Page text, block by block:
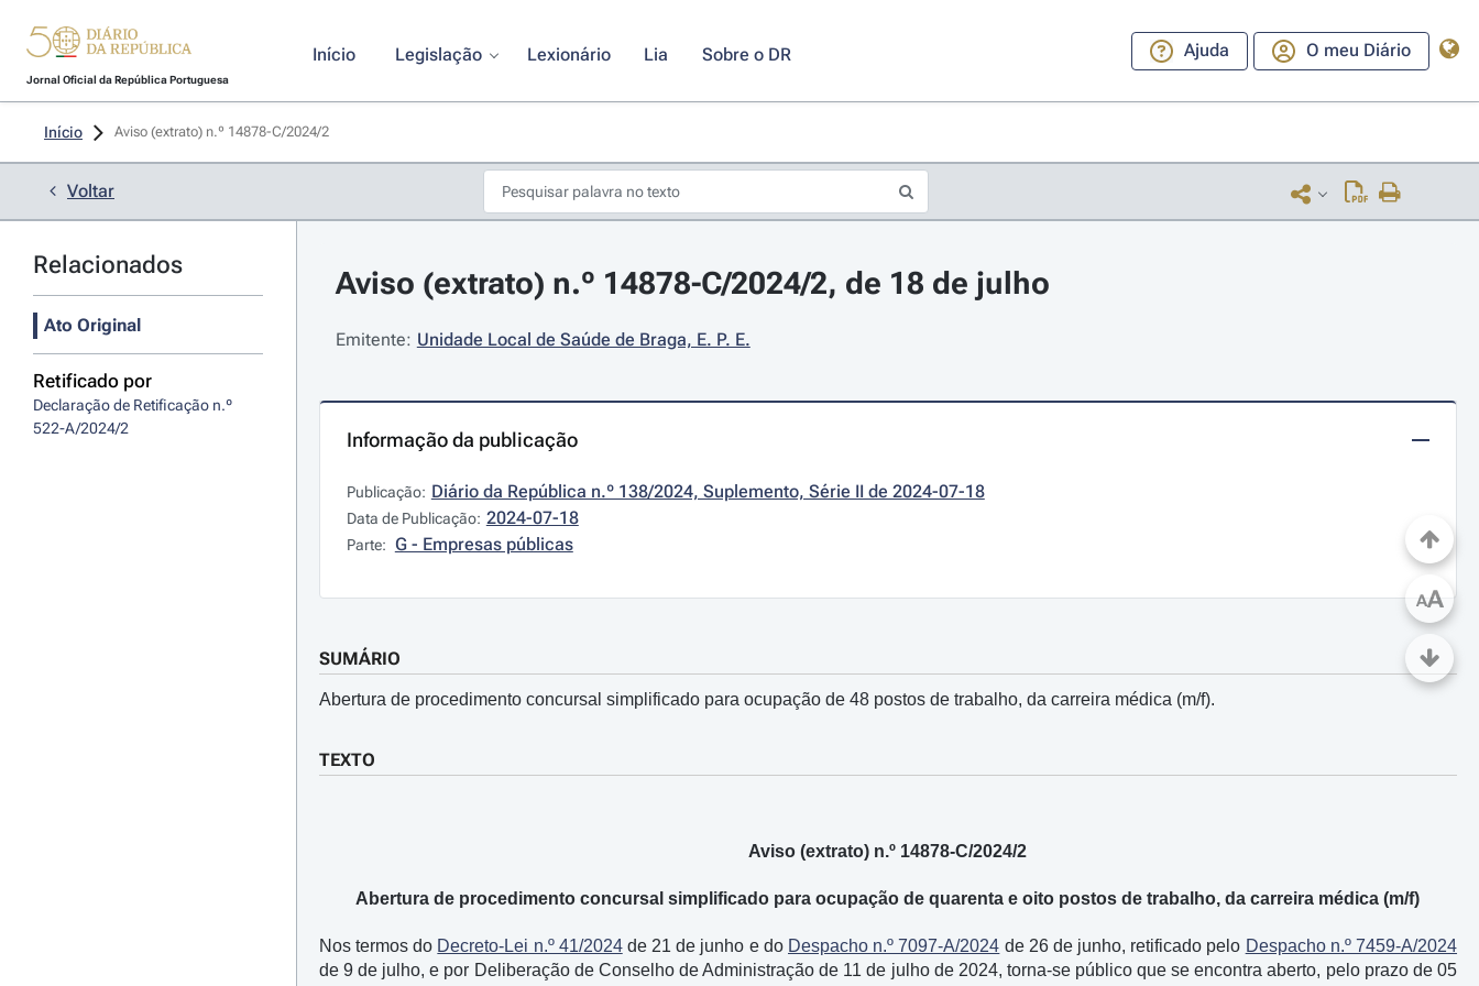
Jornal Oficial da República Portuguesa
Início Legislação Lexionário Lia Sobre o DR Ajuda O meu Diário
Início Aviso (extrato) n.º 14878-C/2024/2
Voltar
Relacionados
Ato Original
Retificado por
Declaração de Retificação n.º
522-A/2024/2
Aviso (extrato) n.º 14878-C/2024/2, de 18 de julho
Emitente: Unidade Local de Saúde de Braga, E. P. E.
Informação da publicação
Publicação: Diário da República n.º 138/2024, Suplemento, Série II de 2024-07-18
Data de Publicação: 2024-07-18
Parte: G - Empresas públicas
SUMÁRIO
Abertura de procedimento concursal simplificado para ocupação de 48 postos de trabalho, da carreira médica (m/f).
TEXTO
Aviso (extrato) n.º 14878-C/2024/2
Abertura de procedimento concursal simplificado para ocupação de quarenta e oito postos de trabalho, da carreira médica (m/f)
Nos termos do Decreto-Lei n.º 41/2024de 21 de junho e do Despacho n.º 7097-A/2024 de 26 de junho, retificado pelo Despacho n.º 7459-A/2024
de 9 de julho, e por Deliberação de Conselho de Administração de 11 de julho de 2024, torna-se público que se encontra aberto, pelo prazo de 05
AA